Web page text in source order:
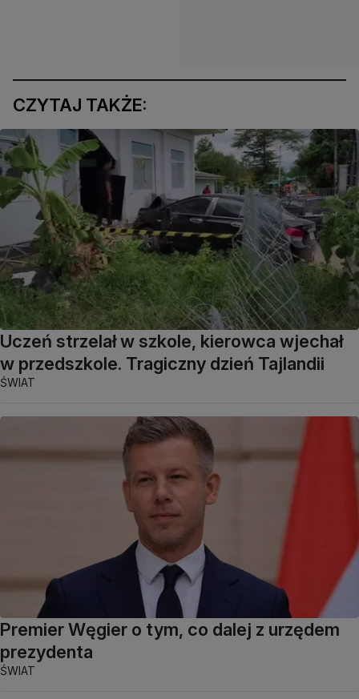
CZYTAJ TAKŻE:
Uczeń strzelał w szkole, kierowca wjechał
w przedszkole. Tragiczny dzień Tajlandii
ŚWIAT
Premier Węgier o tym, co dalej z urzędem
prezydenta
ŚWIAT